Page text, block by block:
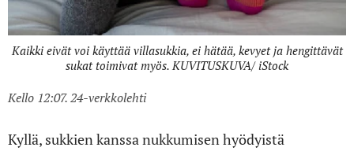
Kaikki eivät voi käyttää villasukkia, ei hätää, kevyet ja hengittävät
sukat toimivat myös. KUVITUSKUVA/ iStock
Kello 12:07. 24-verkkolehti
Kyllä, sukkien kanssa nukkumisen hyödyistä